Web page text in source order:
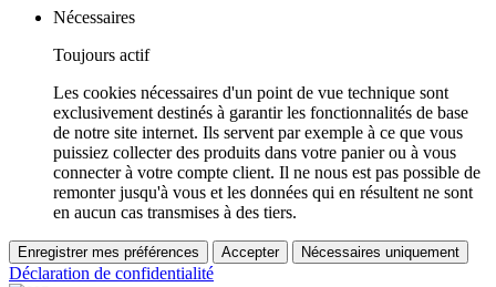
Nécessaires
Toujours actif
Les cookies nécessaires d'un point de vue technique sont
exclusivement destinés à garantir les fonctionnalités de base
de notre site internet. Ils servent par exemple à ce que vous
puissiez collecter des produits dans votre panier ou à vous
connecter à votre compte client. Il ne nous est pas possible de
remonter jusqu'à vous et les données qui en résultent ne sont
en aucun cas transmises à des tiers.
Enregistrer mes préférences Accepter Nécessaires uniquement
Déclaration de confidentialité